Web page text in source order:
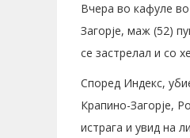
Вчера во кафуле
Загорје, маж (52)
се застрелал и со
Според Индекс,
Крапино-Загорје,
истрага и увид на